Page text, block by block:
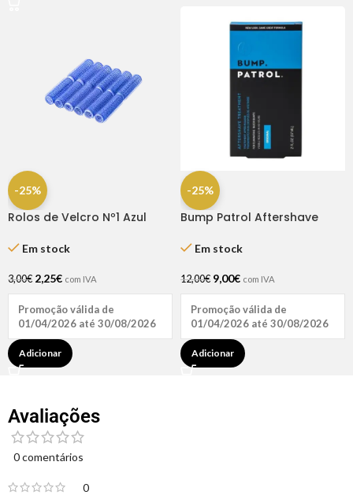
-25%
Rolos de Velcro Nº1 Azul
Dompel
Em stock
3,00€ 2,25€ com IVA
Promoção válida de
01/04/2026 até 30/08/2026
Adicionar
-25%
Bump Patrol Aftershave
Em stock
12,00€ 9,00€ com IVA
Promoção válida de
01/04/2026 até 30/08/2026
Adicionar
Avaliações
0 comentários
0